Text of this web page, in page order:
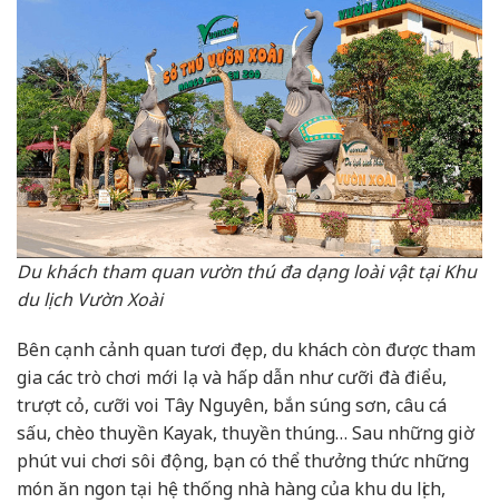
Du khách tham quan vườn thú đa dạng loài vật tại Khu
du lịch Vườn Xoài
Bên cạnh cảnh quan tươi đẹp, du khách còn được tham
gia các trò chơi mới lạ và hấp dẫn như cưỡi đà điểu,
trượt cỏ, cưỡi voi Tây Nguyên, bắn súng sơn, câu cá
sấu, chèo thuyền Kayak, thuyền thúng… Sau những giờ
phút vui chơi sôi động, bạn có thể thưởng thức những
món ăn ngon tại hệ thống nhà hàng của khu du lịch,